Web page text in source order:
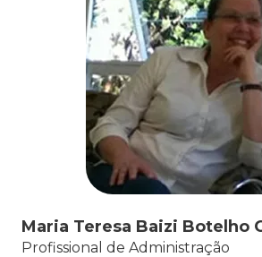
Maria Teresa Baizi Botelho
Profissional de Administração